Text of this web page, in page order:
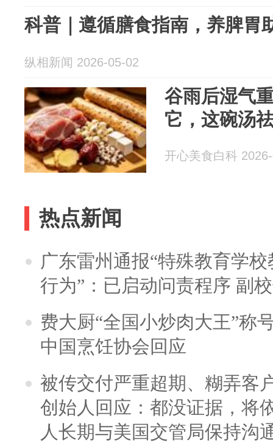
科普｜遵循膳食指南，养脾胃
纵相新闻 2026-05-02
谷雨后湿气
它，这碗汤
开心美食白科
热点新闻
广东雷州通报“特殊教育学
行为”：已启动问责程序 副
费大厨“全国小炒肉大王”称
中国烹饪协会回应
被传交付严重超期、糊弄客
创始人回应：都没证据，将
人长期与美国交管局保持沟